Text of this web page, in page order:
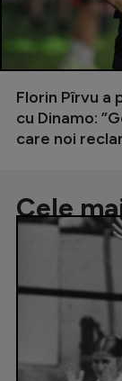
Florin Pîrvu a
cu Dinamo:
care noi
Cele